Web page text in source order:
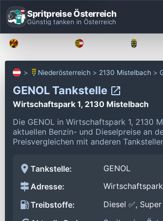
Spritpreise Österreich
Günstig tanken in Österreich
Niederösterreich 2130 Mistelbach
GENOL Tankstelle
Wirtschaftspark 1, 2130 Mistelbach
Die GENOL in Wirtschaftspark 1, 2130
aktuellen Benzin- und Dieselpreise an
Preisvergleichen mit anderen
Tankstelle:
GENOL
Adresse:
Treibstoffe:
Diesel ✅,